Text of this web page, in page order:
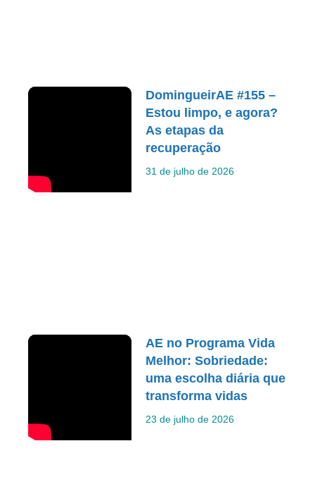
DomingueirAE #155 –
Estou limpo, e agora?
As etapas da
recuperação
31 de julho de 2026
AE no Programa Vida
Melhor: Sobriedade:
uma escolha diária que
transforma vidas
23 de julho de 2026